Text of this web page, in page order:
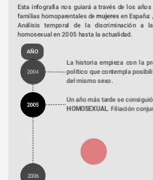
Esta infografía nos guiará a través de los
famílias homoparentales de mujeres en
Análisis temporal de la discriminación a
homosexual en 2005 hasta la actualidad.
AÑO
La historia empieza con la
político que contempla
del mismo sexo.
2004
2005
Un año más tarde se
HOMOSEXUAL. Filiación
2006